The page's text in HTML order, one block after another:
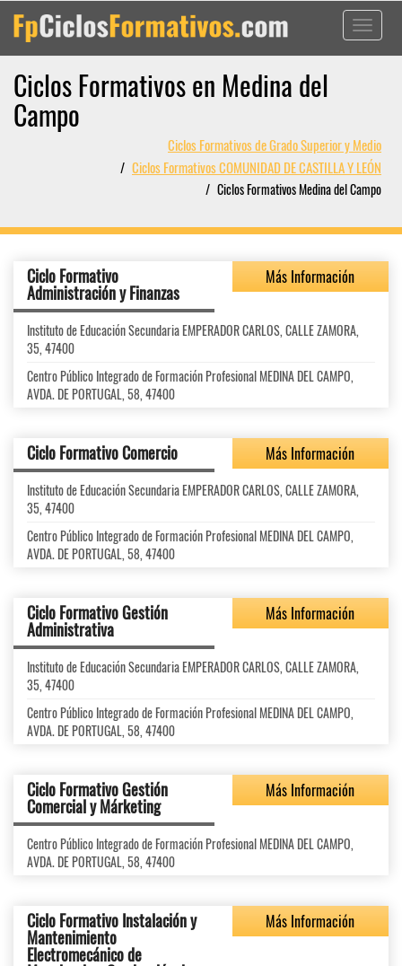
Toggle
Ciclos Formativos en Medina del
Campo
Ciclos Formativos de Grado Superior y Medio
Ciclos Formativos COMUNIDAD DE CASTILLA Y LEÓN
Ciclos Formativos Medina del Campo
Ciclo Formativo
Administración y Finanzas
Más Información
Instituto de Educación Secundaria EMPERADOR CARLOS, CALLE ZAMORA,
35, 47400
Centro Público Integrado de Formación Profesional MEDINA DEL CAMPO,
AVDA. DE PORTUGAL, 58, 47400
Ciclo Formativo Comercio Más Información
Instituto de Educación Secundaria EMPERADOR CARLOS, CALLE ZAMORA,
35, 47400
Centro Público Integrado de Formación Profesional MEDINA DEL CAMPO,
AVDA. DE PORTUGAL, 58, 47400
Ciclo Formativo Gestión
Administrativa
Más Información
Instituto de Educación Secundaria EMPERADOR CARLOS, CALLE ZAMORA,
35, 47400
Centro Público Integrado de Formación Profesional MEDINA DEL CAMPO,
AVDA. DE PORTUGAL, 58, 47400
Ciclo Formativo Gestión
Comercial y Márketing
Más Información
Centro Público Integrado de Formación Profesional MEDINA DEL CAMPO,
AVDA. DE PORTUGAL, 58, 47400
Ciclo Formativo Instalación y
Mantenimiento
Electromecánico de
Más Información